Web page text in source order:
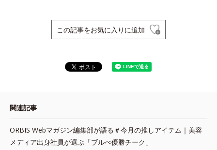
この記事をお気に入りに追加
関連記事
ORBIS Webマガジン編集部が語る＃今月の推しアイテム｜美容
メディア出身社員が選ぶ「ブルべ優勝チーク」